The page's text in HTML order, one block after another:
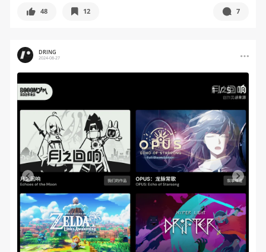
48 12 7
DRING
2024-08-27
1/5